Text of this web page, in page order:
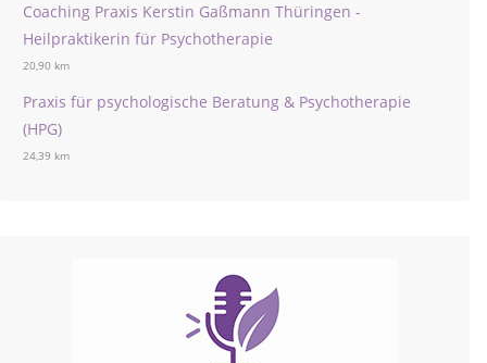
Coaching Praxis Kerstin Gaßmann Thüringen -
Heilpraktikerin für Psychotherapie
20,90 km
Praxis für psychologische Beratung & Psychotherapie
(HPG)
24,39 km